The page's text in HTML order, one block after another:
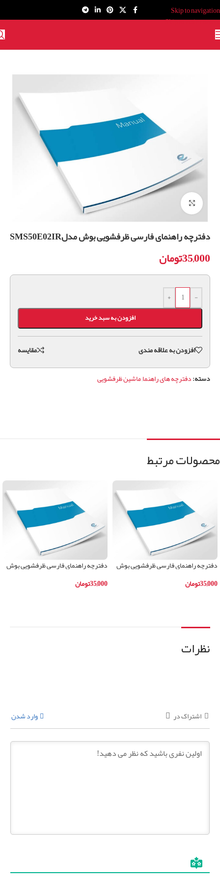
Skip to navigation
Skip to main content
برای بزرگنمایی کلیک کنید
دفترچه راهنمای فارسی ظرفشویی بوش مدلSMS50E02IR
35,000تومان
-
+
افزودن به سبد خرید
افزودن به علاقه مندی مقايسه
دسته:دفترچه های راهنما,ماشین ظرفشویی
محصولات مرتبط
دفترچه راهنمای فارسی ظرفشویی بوش
35,000تومان
دفترچه راهنمای فارسی ظرفشویی بوش
35,000تومان
نظرات
اشتراک در وارد شدن